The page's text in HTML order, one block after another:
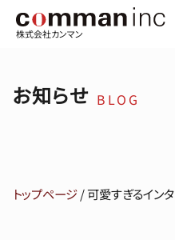
株式会社カンマン
お知らせ BLOG
トップページ/可愛すぎるイン